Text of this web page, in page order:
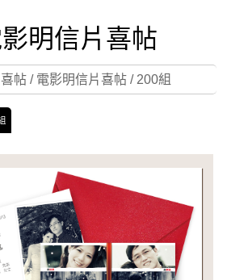
明信片喜帖
帖/ 電影明信片喜帖/ 200組